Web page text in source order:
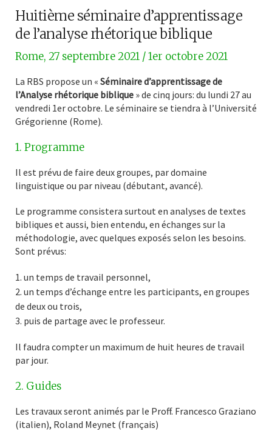
Huitième séminaire d’apprentissage
de l’analyse rhétorique biblique
Rome, 27 septembre 2021 / 1er octobre 2021
La RBS propose un « Séminaire d’apprentissage de
l’Analyse rhétorique biblique » de cinq jours: du lundi 27 au
vendredi 1er octobre. Le séminaire se tiendra à l’Université
Grégorienne (Rome).
1. Programme
Il est prévu de faire deux groupes, par domaine
linguistique ou par niveau (débutant, avancé).
Le programme consistera surtout en analyses de textes
bibliques et aussi, bien entendu, en échanges sur la
méthodologie, avec quelques exposés selon les besoins.
Sont prévus:
un temps de travail personnel,
un temps d’échange entre les participants, en groupes
de deux ou trois,
puis de partage avec le professeur.
Il faudra compter un maximum de huit heures de travail
par jour.
2. Guides
Les travaux seront animés par le Proff. Francesco Graziano
(italien), Roland Meynet (français)